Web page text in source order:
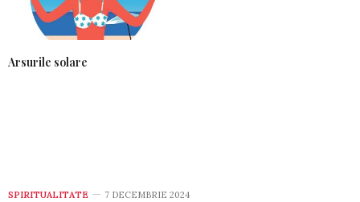
Arsurile solare
SPIRITUALITATE 7 DECEMBRIE 2024